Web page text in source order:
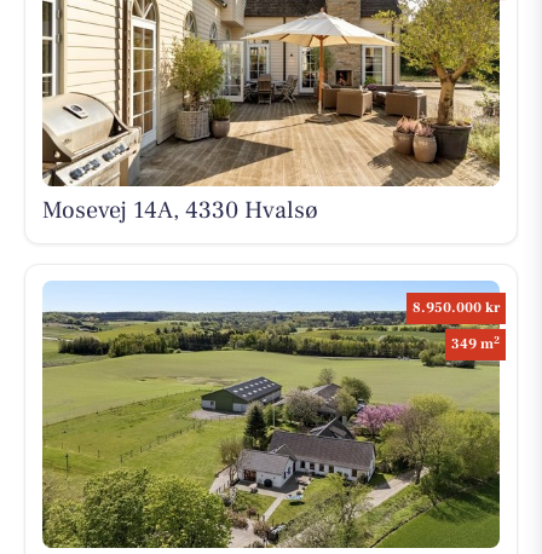
Mosevej 14A, 4330 Hvalsø
8.950.000 kr
349 m2